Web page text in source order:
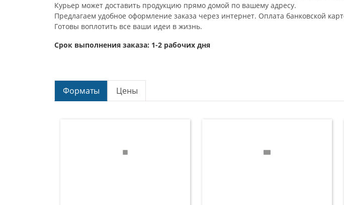
Курьер может доставить продукцию прямо домой по вашему адресу.
Предлагаем удобное оформление заказа через интернет. Оплата банковской
Готовы воплотить все ваши идеи в жизнь.
Срок выполнения заказа: 1-2 рабочих дня
Форматы Цены